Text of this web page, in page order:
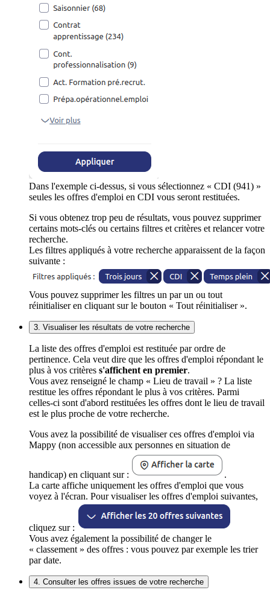
Dans l'exemple ci-dessus, si vous sélectionnez « CDI (941) »
seules les offres d'emploi en CDI vous seront restituées.
Si vous obtenez trop peu de résultats, vous pouvez supprimer
certains mots-clés ou certains filtres et critères et relancer votre
recherche.
Les filtres appliqués à votre recherche apparaissent de la façon
suivante :
Vous pouvez supprimer les filtres un par un ou tout
réinitialiser en cliquant sur le bouton « Tout réinitialiser ».
3. Visualiser les résultats de votre recherche
La liste des offres d'emploi est restituée par ordre de
pertinence. Cela veut dire que les offres d'emploi répondant le
plus à vos critères s'affichent en premier.
Vous avez renseigné le champ « Lieu de travail » ? La liste
restitue les offres répondant le plus à vos critères. Parmi
celles-ci sont d'abord restituées les offres dont le lieu de travail
est le plus proche de votre recherche.
Vous avez la possibilité de visualiser ces offres d'emploi via
Mappy (non accessible aux personnes en situation de
handicap) en cliquant sur :
.
La carte affiche uniquement les offres d'emploi que vous
voyez à l'écran. Pour visualiser les offres d'emploi suivantes,
cliquez sur :
Vous avez également la possibilité de changer le
« classement » des offres : vous pouvez par exemple les trier
par date.
4. Consulter les offres issues de votre recherche